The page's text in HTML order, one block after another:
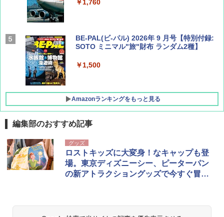
￥1,760
BE-PAL(ビ-パル) 2026年 9 月号【特別付録:
SOTO ミニマル"旅"財布 ランダム2種】
￥1,500
Amazonランキングをもっと見る
D40 地球の歩き方 チェンマイ タイ北部の魅
力的な町 2026～2027 地球の歩き方D アジア
￥2,079
[キャンパーズコレクション 山善] ポップアッ
プテント 傘みたいに広げて畳める パッとサ
ッとサンシェード キューブ フルクローズ メ
ッシュ 簡単設置 ワンタッチテント キャンプ
&ハイキング カーキ PATC-150(KH)
GRANDOOR ステンレス保冷剤 2個セット 2
026リニューアル 急速冷凍 空間倍増 衛生的
コンパクト 保冷力長持ち
￥2,980
ポインターライト 強力 小型 緑色/赤色/青紫色
編集部のおすすめ記事
グッズ
ロストキッズに大変身！なキャップも登
場。東京ディズニーシー、ピーターパン
の新アトラクショングッズで今すぐ冒険